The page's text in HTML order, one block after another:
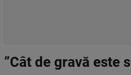
”Cât de gravă este